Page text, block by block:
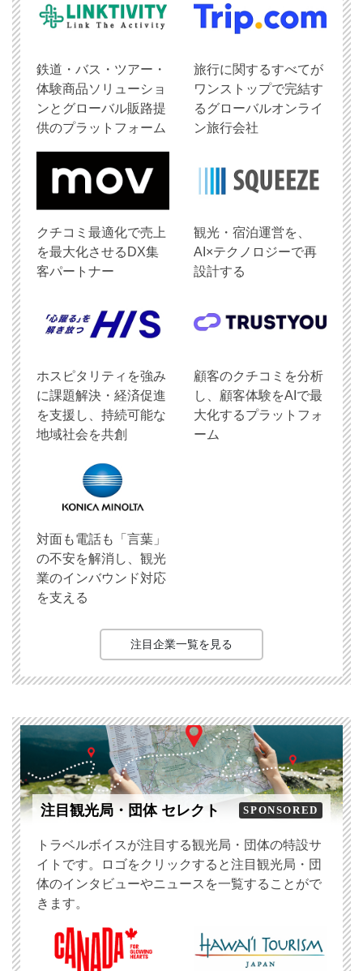
鉄道・バス・ツアー・
体験商品ソリューショ
ンとグローバル販路提
供のプラットフォーム
旅行に関するすべてが
ワンストップで完結す
るグローバルオンライ
ン旅行会社
クチコミ最適化で売上
を最大化させるDX集
客パートナー
観光・宿泊運営を、
AI×テクノロジーで再
設計する
ホスピタリティを強み
に課題解決・経済促進
を支援し、持続可能な
地域社会を共創
顧客のクチコミを分析
し、顧客体験をAIで最
大化するプラットフォ
ーム
対面も電話も「言葉」
の不安を解消し、観光
業のインバウンド対応
を支える
注目企業一覧を見る
注目観光局・団体 セレクト SPONSORED
トラベルボイスが注目する観光局・団体の特設サ
イトです。ロゴをクリックすると注目観光局・団
体のインタビューやニュースを一覧することがで
きます。